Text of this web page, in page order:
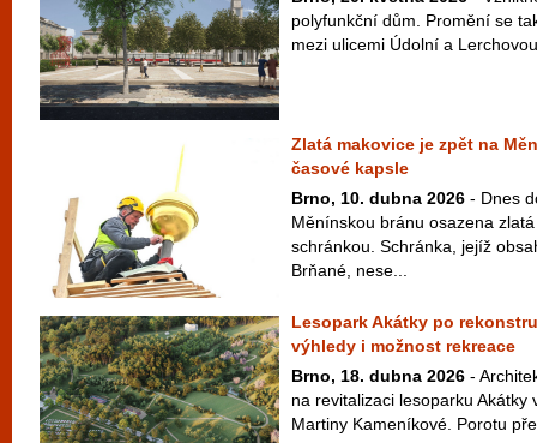
polyfunkční dům. Promění se
mezi ulicemi Údolní a
Zlatá makovice je zpět na
časové kapsle
Brno, 10. dubna 2026 - Dnes
Měnínskou bránu osazena
schránkou. Schránka, jejíž
Brňané, nese...
Lesopark Akátky po
výhledy i možnost rekreace
Brno, 18. dubna 2026 -
na revitalizaci lesoparku Akátky
Martiny Kameníkové. Porotu